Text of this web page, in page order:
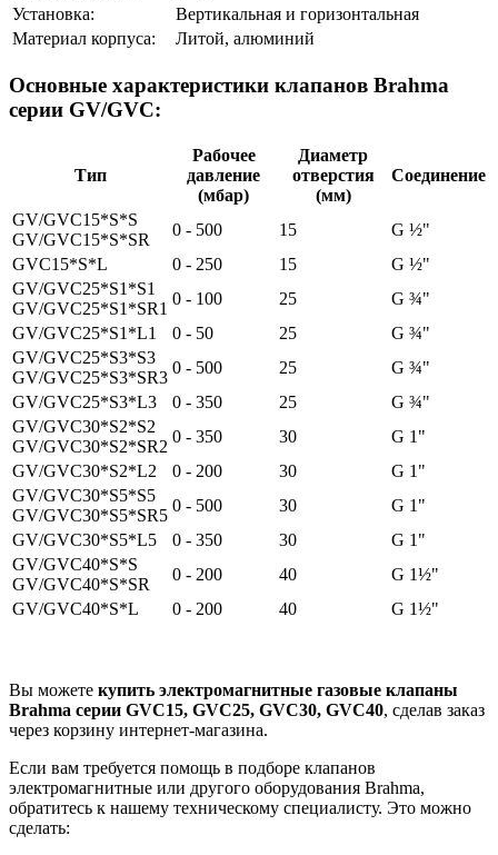
Установка:
Вертикальная и горизонтальная
Материал корпуса:
Литой, алюминий
Основные характеристики клапанов Brahma
серии GV/GVC:
Тип
Рабочее
давление
(мбар)
Диаметр
отверстия
(мм)
Соединение
GV/GVC15*S*S
GV/GVC15*S*SR
0 - 500 15
G ½"
GVC15*S*L
0 - 250 15
G ½"
GV/GVC25*S1*S1
GV/GVC25*S1*SR1
0 - 100 25
G ¾"
GV/GVC25*S1*L1
0 - 50 25
G ¾"
GV/GVC25*S3*S3
GV/GVC25*S3*SR3
0 - 500 25
G ¾"
GV/GVC25*S3*L3
0 - 350 25
G ¾"
GV/GVC30*S2*S2
GV/GVC30*S2*SR2
0 - 350 30
G 1"
GV/GVC30*S2*L2
0 - 200 30
G 1"
GV/GVC30*S5*S5
GV/GVC30*S5*SR5
0 - 500 30
G 1"
GV/GVC30*S5*L5
0 - 350 30
G 1"
GV/GVC40*S*S
GV/GVC40*S*SR
0 - 200 40
G 1½"
GV/GVC40*S*L
0 - 200 40 G 1½"
Вы можете купить электромагнитные газовые клапаны
Brahma серии GVC15, GVC25, GVC30, GVC40, сделав заказ
через корзину интернет-магазина.
Если вам требуется помощь в подборе клапанов
электромагнитные или другого оборудования Brahma,
обратитесь к нашему техническому специалисту. Это можно
сделать: